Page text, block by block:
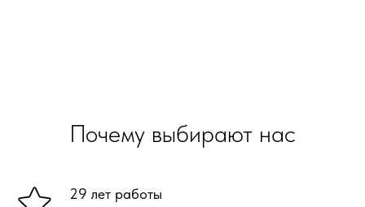
Почему выбирают нас
29 лет работы